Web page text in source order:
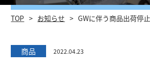
TOP お知らせ GWに伴う商品出荷停
商品 2022.04.23